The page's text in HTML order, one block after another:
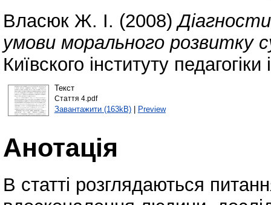
Власюк Ж. І. (2008)
умови морального розвитку
Київского інституту
Текст
Стаття 4.pdf
Завантажити (163kB)| Preview
Анотація
В статті розглядаються